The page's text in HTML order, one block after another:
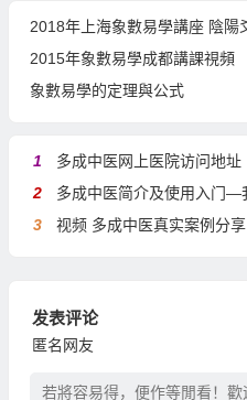
2018年上海象數易學講座 陰陽
2015年象數易學成都講課視頻
象數易學的定理與公式
1
多成中医网上医院访问地址
2
多成中医简介及使用入门—
3
视频 多成中医真实案例分
发表评论
匿名网友